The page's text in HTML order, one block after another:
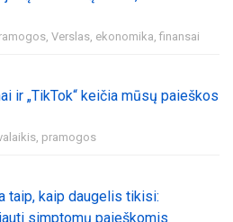
Verslas, ekonomika, finansai
ir „TikTok“ keičia mūsų paieškos
pramogos
taip, kaip daugelis tikisi:
simptomų paieškomis